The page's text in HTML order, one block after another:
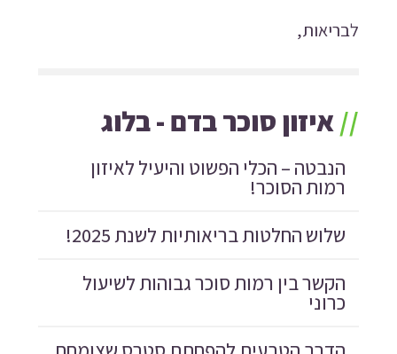
לבריאות,
//איזון סוכר בדם - בלוג
הנבטה – הכלי הפשוט והיעיל לאיזון
רמות הסוכר!
שלוש החלטות בריאותיות לשנת 2025!
הקשר בין רמות סוכר גבוהות לשיעול
כרוני